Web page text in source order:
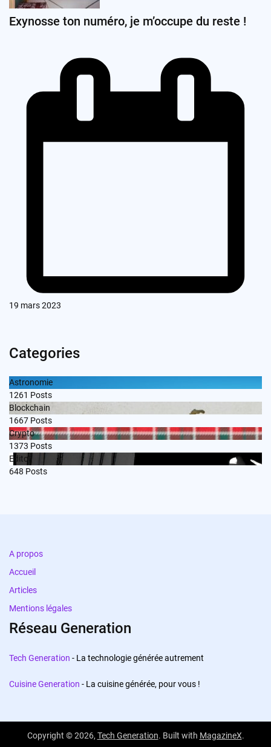
Exynosse ton numéro, je m’occupe du reste !
19 mars 2023
Categories
Astronomie
1261 Posts
Blockchain
1667 Posts
Crypto
1373 Posts
Edito
648 Posts
A propos
Accueil
Articles
Mentions légales
Réseau Generation
Tech Generation - La technologie générée autrement
Cuisine Generation - La cuisine générée, pour vous !
Copyright © 2026, Tech Generation. Built with MagazineX.